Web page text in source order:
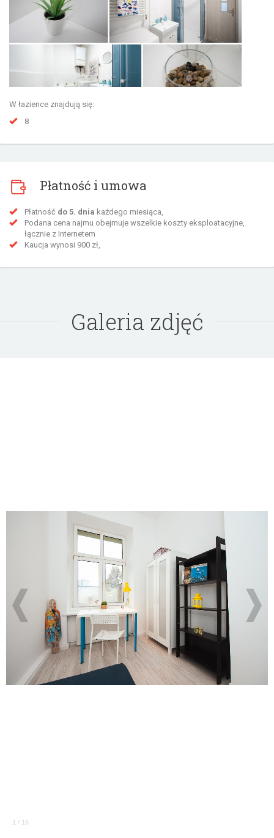
W łazience znajdują się:
8
Płatność i umowa
Płatność do 5. dnia każdego miesiąca,
Podana cena najmu obejmuje wszelkie koszty eksploatacyjne,
łącznie z Internetem
Kaucja wynosi 900 zł,
Galeria zdjęć
1 / 16